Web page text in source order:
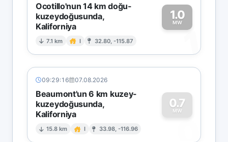
Ocotillo'nun 14 km doğu-
kuzeydoğusunda,
Kaliforniya
7.1 km I 32.80, -115.87
1.0
MW
1
09:29:16 07.08.2026
Beaumont'un 6 km kuzey-
kuzeydoğusunda,
Kaliforniya
15.8 km I 33.98, -116.96
0.7
MW
0